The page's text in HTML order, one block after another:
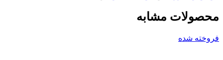
محصولات مشابه
فروخته شده